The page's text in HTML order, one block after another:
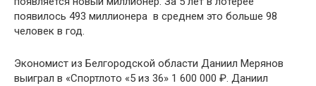
появилось 493 миллионера  в среднем это больше 98
человек в год.
Экономист из Белгородской области Даниил Мерянов
выиграл в «Спортлото «5 из 36» 1 600 000 ₽. Даниил